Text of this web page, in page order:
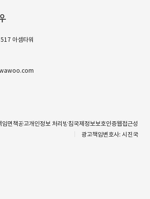
아셈타워
임면책공고개인정보 처리방침국제정보보호인증웹접근성
광고책임변호사: 시진국